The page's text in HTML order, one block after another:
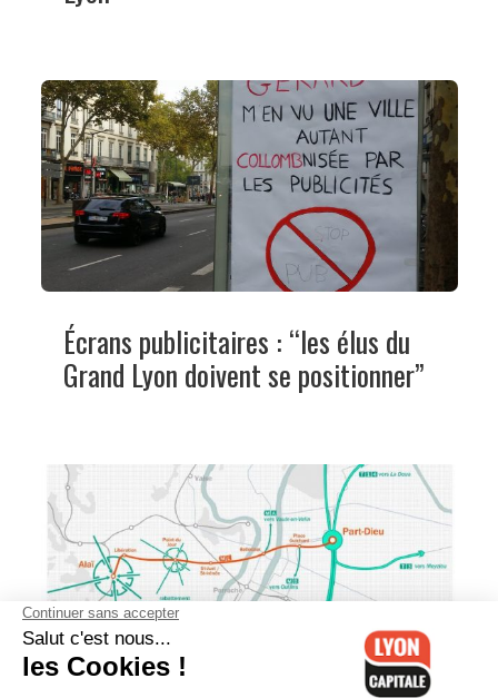
Écrans publicitaires : “les élus du
Grand Lyon doivent se positionner”